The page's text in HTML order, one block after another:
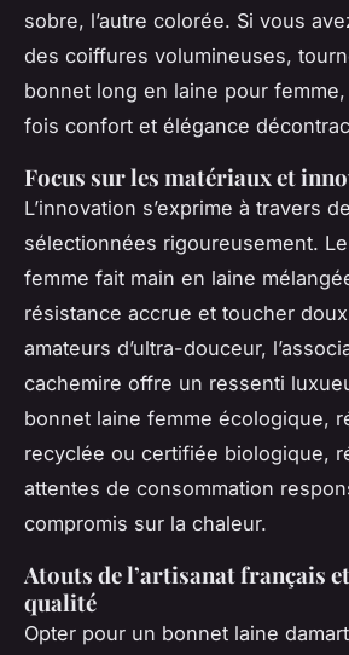
sobre, l’autre colorée. Si vous
des coiffures volumineuses,
bonnet long en laine pour
fois confort et élégance
Focus sur les matériaux et
L’innovation s’exprime à travers
sélectionnées rigoureusement.
femme fait main en laine
résistance accrue et toucher
amateurs d’ultra-douceur,
cachemire offre un ressenti
bonnet laine femme écologique,
recyclée ou certifiée biologique,
attentes de consommation
compromis sur la chaleur.
Atouts de l’artisanat français
qualité
Opter pour un bonnet laine